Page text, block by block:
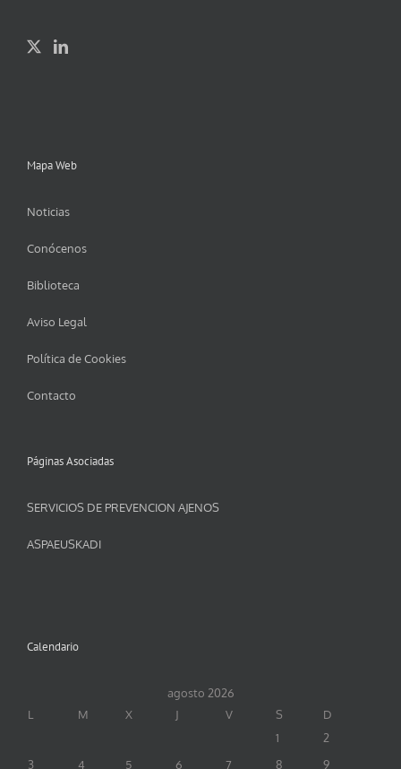
Mapa Web
Noticias
Conócenos
Biblioteca
Aviso Legal
Política de Cookies
Contacto
Páginas Asociadas
SERVICIOS DE PREVENCION AJENOS
ASPAEUSKADI
Calendario
agosto 2026
L
M X J V S
D
1
2
3
4 5 6 7 8 9